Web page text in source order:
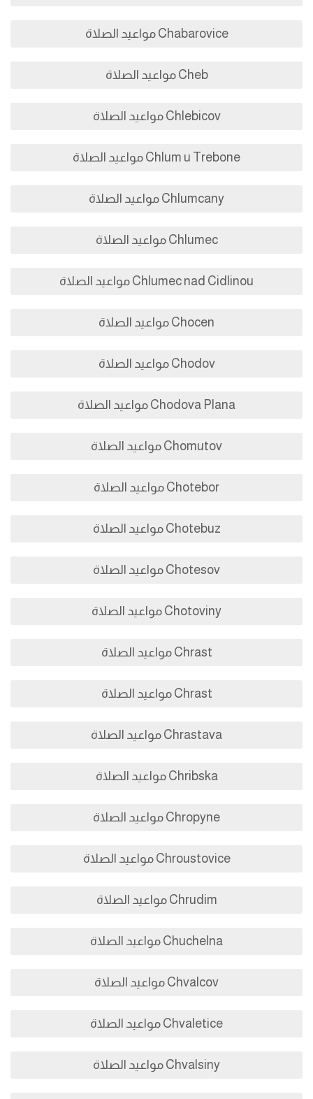
Chabarovice مواعيد الصلاة
Cheb مواعيد الصلاة
Chlebicov مواعيد الصلاة
Chlum u Trebone مواعيد الصلاة
Chlumcany مواعيد الصلاة
Chlumec مواعيد الصلاة
Chlumec nad Cidlinou مواعيد الصلاة
Chocen مواعيد الصلاة
Chodov مواعيد الصلاة
Chodova Plana مواعيد الصلاة
Chomutov مواعيد الصلاة
Chotebor مواعيد الصلاة
Chotebuz مواعيد الصلاة
Chotesov مواعيد الصلاة
Chotoviny مواعيد الصلاة
Chrast مواعيد الصلاة
Chrast مواعيد الصلاة
Chrastava مواعيد الصلاة
Chribska مواعيد الصلاة
Chropyne مواعيد الصلاة
Chroustovice مواعيد الصلاة
Chrudim مواعيد الصلاة
Chuchelna مواعيد الصلاة
Chvalcov مواعيد الصلاة
Chvaletice مواعيد الصلاة
Chvalsiny مواعيد الصلاة